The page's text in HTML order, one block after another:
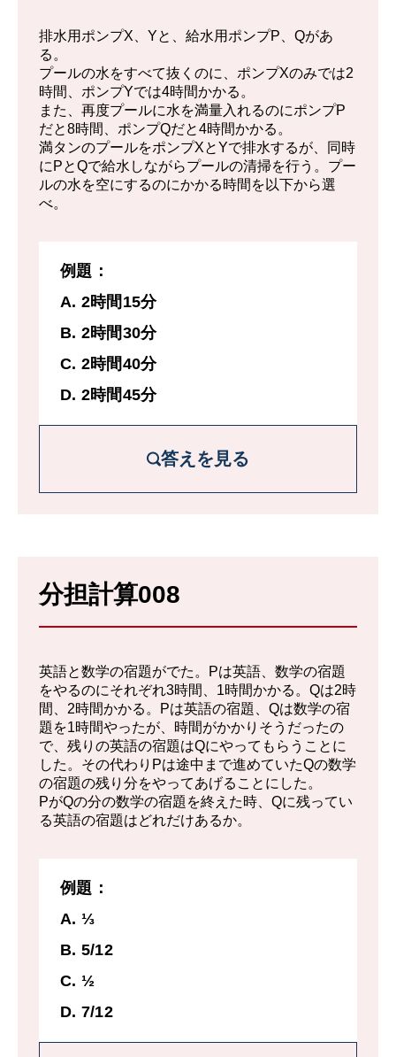
よって、合計の排水速度は、
½ +¼ - ¼ - ⅛ =⅜
なのでプールの水が空になるのに必要な時
間は、
2と⅔ 時間、すなわち2時間40分。
排水用ポンプX、Yと、給水用ポンプP、Qがあ
る。
プールの水をすべて抜くのに、ポンプXのみでは2
時間、ポンプYでは4時間かかる。
また、再度プールに水を満量入れるのにポンプP
だと8時間、ポンプQだと4時間かかる。
満タンのプールをポンプXとYで排水するが、同時
にPとQで給水しながらプールの清掃を行う。プー
ルの水を空にするのにかかる時間を以下から選
べ。
例題：
A. 2時間15分
B. 2時間30分
C. 2時間40分
D. 2時間45分
答えを見る
X、Y、P、Qの排水・注水速度は、それぞ
れ1/2、1/4、1/8、1/4である。
よって、合計の排水速度は、
½ +¼ - ¼ - ⅛ =⅜
なのでプールの水が空になるのに必要な時
間は、
2と⅔ 時間、すなわち2時間40分
分担計算008
英語と数学の宿題がでた。Pは英語、数学の宿題
をやるのにそれぞれ3時間、1時間かかる。Qは2時
間、2時間かかる。Pは英語の宿題、Qは数学の宿
題を1時間やったが、時間がかかりそうだったの
で、残りの英語の宿題はQにやってもらうことに
した。その代わりPは途中まで進めていたQの数学
の宿題の残り分をやってあげることにした。
PがQの分の数学の宿題を終えた時、Qに残ってい
る英語の宿題はどれだけあるか。
例題：
A. ⅓
B. 5/12
C. ½
D. 7/12